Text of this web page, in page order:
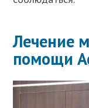
Лечение
помощи